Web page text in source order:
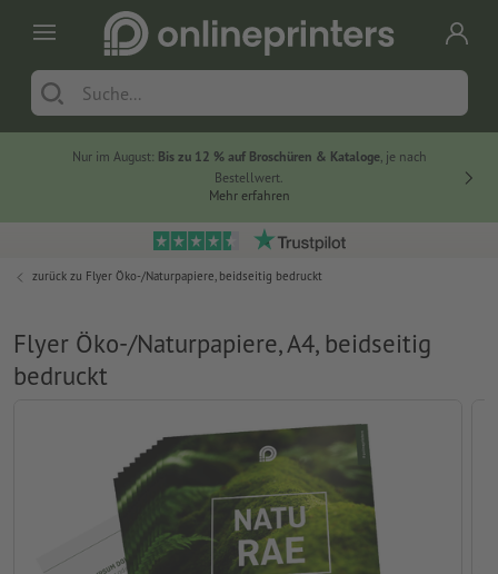
Nur im August: Bis zu 12 % auf Broschüren & Kataloge, je nach
Bestellwert.
Mehr erfahren
zurück zu Flyer Öko-/Naturpapiere, beidseitig bedruckt
Flyer Öko-/Naturpapiere, A4, beidseitig
bedruckt